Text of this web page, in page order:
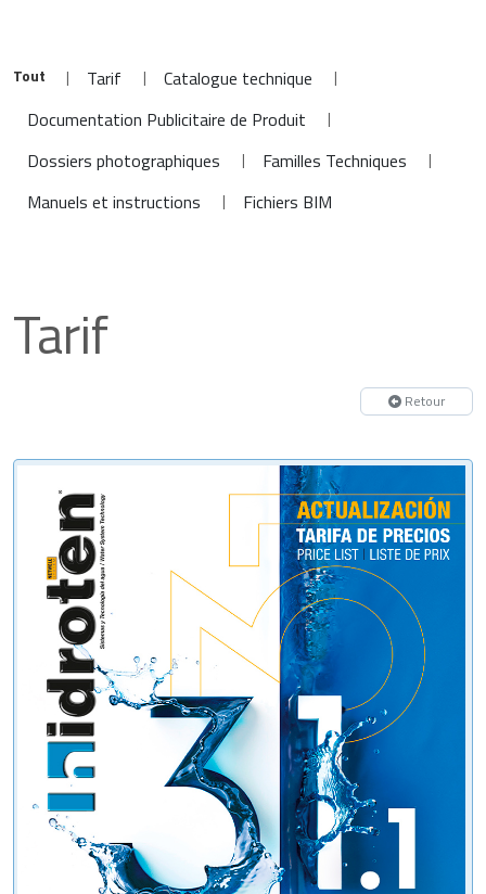
Tout | Tarif | Catalogue technique |
Documentation Publicitaire de Produit |
Dossiers photographiques | Familles Techniques |
Manuels et instructions | Fichiers BIM
Tarif
Retour